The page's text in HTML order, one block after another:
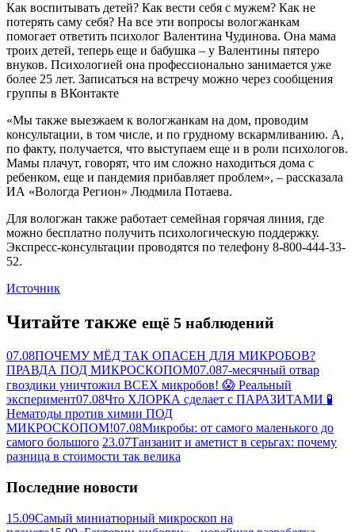
Как воспитывать детей? Как вести себя с мужем? Как не
потерять саму себя? На все эти вопросы вологжанкам
помогает ответить психолог Валентина Чудинова. Она мама
троих детей, теперь еще и бабушка – у Валентины пятеро
внуков. Психологией она профессионально занимается уже
более 25 лет. Записаться на встречу можно через сообщения
группы в ВКонтакте
«Мы также выезжаем к вологжанкам на дом, проводим
консультации, в том числе, и по грудному вскармливанию. А,
по факту, получается, что выступаем еще и в роли психологов.
Мамы плачут, говорят, что им сложно находиться дома с
ребенком, еще и пандемия прибавляет проблем», – рассказала
ИА «Вологда Регион» Людмила Потаева.
Для вологжан также работает семейная горячая линия, где
можно бесплатно получить психологическую поддержку.
Экспресс-консультации проводятся по телефону 8-800-444-33-
52.
Источник
Читайте также ещё 5 наблюдений
07.08ПОЧЕМУ МЁД ТАК ОПАСЕН ДЛЯ МИКРОБОВ?
ПРАВДА ПОД МИКРОСКОПОМ07.087-месячный отвар
гвоздики уничтожил ВСЕХ микробов! 😱 Реальный
эксперимент07.08Что ХЛОРКА сделает с ПАРАЗИТАМИ 🧪
Нематоды против химии ПОД
МИКРОСКОПОМ!07.08Микробы: от самого маленького до
самого большого 23.07Танзанит и аметист в серьгах: почему
разница в стоимости так велика
Последние новости
15.09Самый миниатюрный микроскоп на